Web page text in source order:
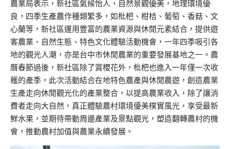
農業局表示，新社區氣候怡人，自然景觀優美，地理環境優
良，四季生產農作種類繁多，如枇杷、柑桔、葡萄、香菇、文
心蘭等，新社區運用豐富的農業資源與休閒元素結合，提供遊
客農業、自然生態、特色文化體驗活動機會，一年四季吸引各
地的觀光人潮，亦是台中市休閒農業的重要發展基地之一。農
曆春節過後，新社區除了賞櫻花外，枇杷也進入一年僅一次收
穫的產季，此次活動結合在地特色農產與休閒農遊，創造農業
生產走向休閒觀光化的產業整合，以提高農業收入，除了讓消
費者走向大自然，真正體驗農村環境優美樸實風光，享受最新
鮮水果，並期待帶動周邊產業及景點觀光，塑造翻轉農村的機
會，推動農村加值與農業永續發展。